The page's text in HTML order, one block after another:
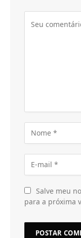
Salve meu
para a próxima